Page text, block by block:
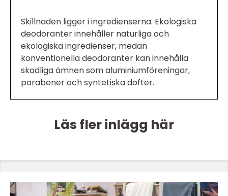
Skillnaden ligger i ingredienserna. Ekologiska
deodoranter innehåller naturliga och
ekologiska ingredienser, medan
konventionella deodoranter kan innehålla
skadliga ämnen som aluminiumföreningar,
parabener och syntetiska dofter.
Läs fler inlägg här